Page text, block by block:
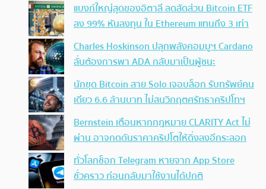
แบงก์ใหญ่สุดของอิตาลี ลดสัดส่วน Bitcoin ETF
ลง 99% หันลงทุน ใน Ethereum แทนถึง 3 เท่า
Charles Hoskinson ปลุกพลังคอมมูฯ Cardano
ลั่นต้องการพา ADA กลับมาเป็นผู้ชนะ
นักขุด Bitcoin สาย Solo เจอบล็อก รับทรัพย์คน
เดียว 6.6 ล้านบาท ไม่สนวิกฤตศรัทธาคริปโทฯ
Bernstein เตือนหากกฎหมาย CLARITY Act ไม่
ผ่าน อาจกดดันราคาคริปโตให้ดิ่งลงอีกระลอก
ทั่วโลกช็อก Telegram หายจาก App Store
ชั่วคราว ก่อนกลับมาใช้งานได้ปกติ